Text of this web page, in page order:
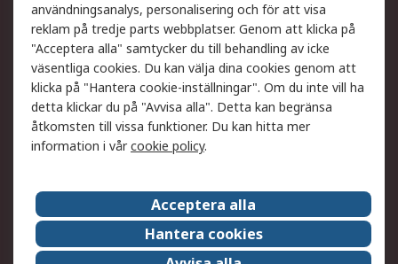
Support
Få hjälp
Retur av varor
Leverans
Spåra din order
Begär en fakturakopi
Fördelar med RS-konto
Betalningsalternativ
Om RS
Försäljningsvillkor
Det juridiska
Press Centre
användningsanalys, personalisering och för att visa
reklam på tredje parts webbplatser. Genom att klicka på
"Acceptera alla" samtycker du till behandling av icke
väsentliga cookies. Du kan välja dina cookies genom att
klicka på "Hantera cookie-inställningar". Om du inte vill ha
detta klickar du på "Avvisa alla". Detta kan begränsa
åtkomsten till vissa funktioner. Du kan hitta mer
information i vårcookie policy.
Acceptera alla
Hantera cookies